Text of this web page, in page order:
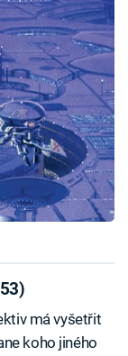
má vyšetřit
koho jiného